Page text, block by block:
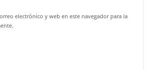
electrónico y web en este navegador para la